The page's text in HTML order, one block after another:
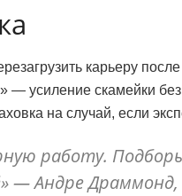
карьеру
— усиление скамейки
на случай, если
работу.
— Андре